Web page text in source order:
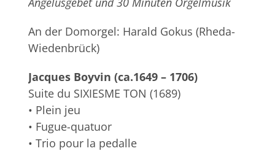
An der Domorgel: Harald Gokus (Rheda-
Wiedenbrück)
Jacques Boyvin (ca.1649 – 1706)
Suite du SIXIESME TON (1689)
• Plein jeu
• Fugue-quatuor
• Trio pour la pedalle